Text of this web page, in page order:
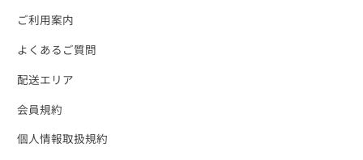
ご利用案内
よくあるご質問
配送エリア
会員規約
個人情報取扱規約